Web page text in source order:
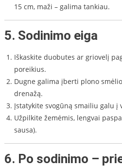
15 cm, maži – galima tankiau.
5. Sodinimo eiga
Iškaskite duobutes ar griovelį
poreikius.
Dugne galima įberti plono
drenažą.
Įstatykite svogūną smailiu galu į
Užpilkite žemėmis, lengvai
sausa).
6. Po sodinimo –